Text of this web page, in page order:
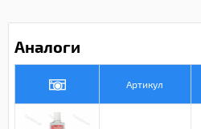
Аналоги
Артикул